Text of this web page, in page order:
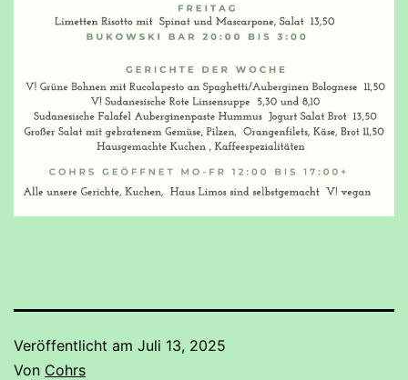
Veröffentlicht am Juli 13, 2025
Von Cohrs